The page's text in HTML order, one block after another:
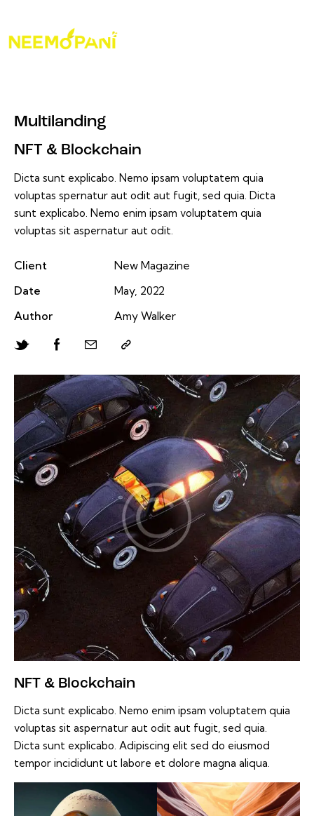
Multilanding
NFT & Blockchain
Dicta sunt explicabo. Nemo ipsam voluptatem quia
voluptas spernatur aut odit aut fugit, sed quia. Dicta
sunt explicabo. Nemo enim ipsam voluptatem quia
voluptas sit aspernatur aut odit.
Client
New Magazine
Date
May, 2022
Author
Amy Walker
NFT & Blockchain
Dicta sunt explicabo. Nemo enim ipsam voluptatem quia
voluptas sit aspernatur aut odit aut fugit, sed quia.
Dicta sunt explicabo. Adipiscing elit sed do eiusmod
tempor incididunt ut labore et dolore magna aliqua.